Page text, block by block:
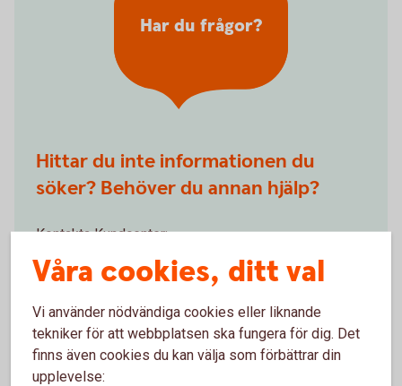
Hittar du inte informationen du
söker? Behöver du annan hjälp?
Kontakta Kundcenter:
Ring
0511-280 00
Bankens arvskiftesgrupp:
Har du frågor?
Våra cookies, ditt val
Vi använder nödvändiga cookies eller liknande
tekniker för att webbplatsen ska fungera för dig. Det
finns även cookies du kan välja som förbättrar din
upplevelse: